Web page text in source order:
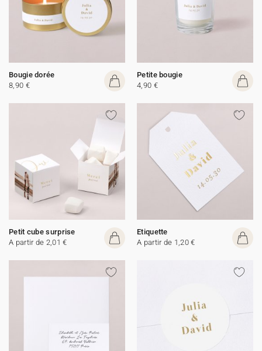
Bougie dorée
8,90 €
Petite bougie
4,90 €
Petit cube surprise
A partir de 2,01 €
Etiquette
A partir de 1,20 €